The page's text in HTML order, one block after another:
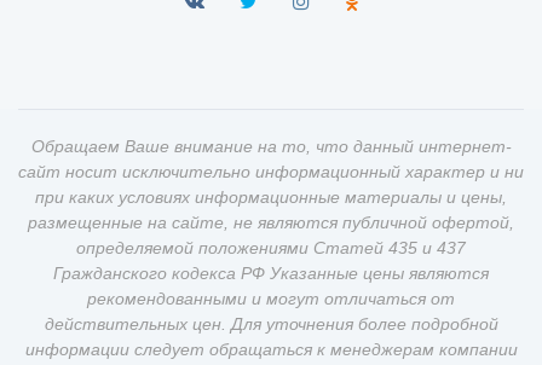
Обращаем Ваше внимание на то, что данный интернет-
сайт носит исключительно информационный характер и ни
при каких условиях информационные материалы и цены,
размещенные на сайте, не являются публичной офертой,
определяемой положениями Статей 435 и 437
Гражданского кодекса РФ Указанные цены являются
рекомендованными и могут отличаться от
действительных цен. Для уточнения более подробной
информации следует обращаться к менеджерам компании